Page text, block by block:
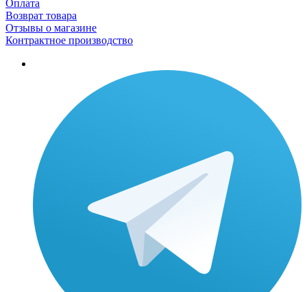
Оплата
Возврат товара
Отзывы о магазине
Контрактное производство